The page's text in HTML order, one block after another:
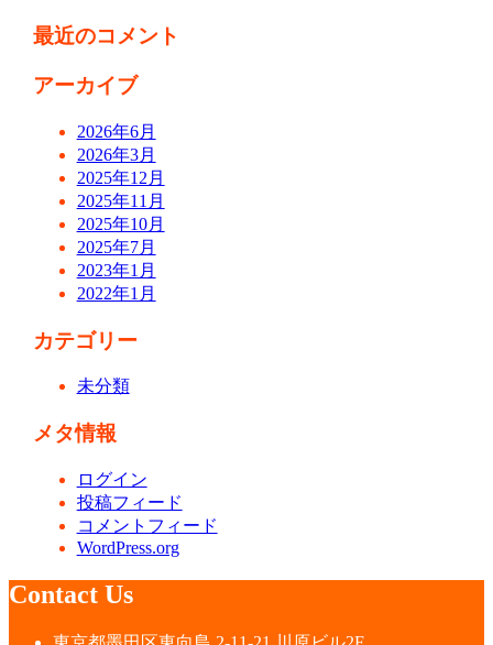
最近のコメント
アーカイブ
2026年6月
2026年3月
2025年12月
2025年11月
2025年10月
2025年7月
2023年1月
2022年1月
カテゴリー
未分類
メタ情報
ログイン
投稿フィード
コメントフィード
WordPress.org
Contact Us